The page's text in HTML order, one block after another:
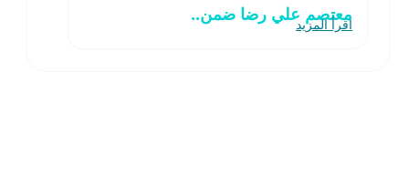
معتصم علي رضا ضمن..
اقرأ المزيد